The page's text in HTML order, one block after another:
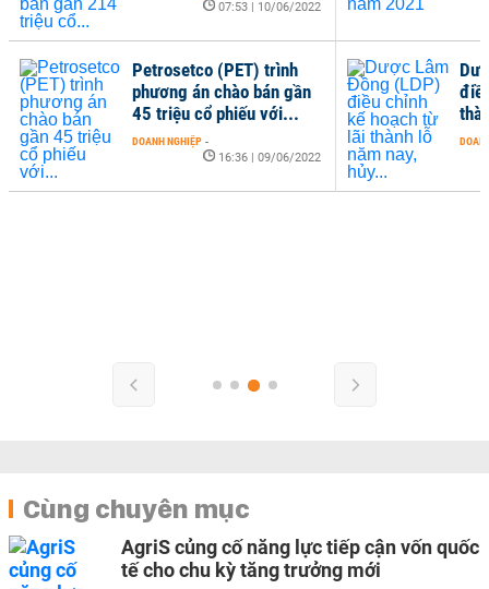
07:53 | 10/06/2022
Petrosetco (PET) trình
phương án chào bán gần
45 triệu cổ phiếu với...
DOANH NGHIỆP -
16:36 | 09/06/2022
Cùng chuyên mục
AgriS củng cố năng lực tiếp cận vốn quốc
tế cho chu kỳ tăng trưởng mới